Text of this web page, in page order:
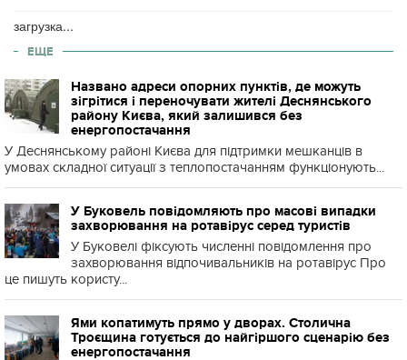
загрузка...
ЕЩЕ
Названо адреси опорних пунктів, де можуть
зігрітися і переночувати жителі Деснянського
району Києва, який залишився без
енергопостачання
У Деснянському районі Києва для підтримки мешканців в
умовах складної ситуації з теплопостачанням функціонують...
У Буковель повідомляють про масові випадки
захворювання на ротавірус серед туристів
У Буковелі фіксують численні повідомлення про
захворювання відпочивальників на ротавірус Про
це пишуть користу...
Ями копатимуть прямо у дворах. Столична
Троєщина готується до найгіршого сценарію без
енергопостачання